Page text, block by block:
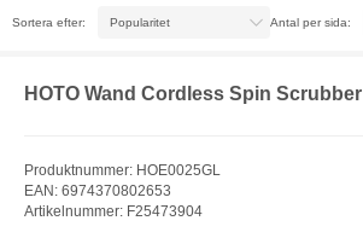
Sortera efter: Antal per sida:
HOTO Wand Cordless Spin Scrubber
Produktnummer: HOE0025GL
EAN: 6974370802653
Artikelnummer: F25473904